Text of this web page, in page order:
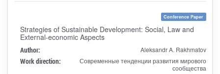
Conference Paper
Strategies of Sustainable Development: Social, Law and
External-economic Aspects
Author: Aleksandr A. Rakhmatov
Work direction:
Современные тенденции развития мирового
сообщества